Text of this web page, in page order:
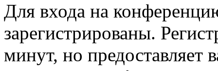
Для входа на
зарегистрированы.
минут, но предоставляет